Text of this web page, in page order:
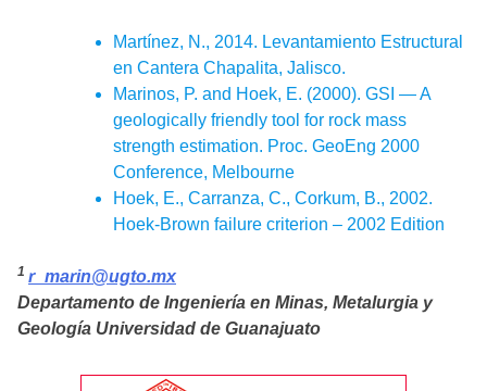
Martínez, N., 2014. Levantamiento Estructural
en Cantera Chapalita, Jalisco.
Marinos, P. and Hoek, E. (2000). GSI — A
geologically friendly tool for rock mass
strength estimation. Proc. GeoEng 2000
Conference, Melbourne
Hoek, E., Carranza, C., Corkum, B., 2002.
Hoek-Brown failure criterion – 2002 Edition
1 r_marin@ugto.mx
Departamento de Ingeniería en Minas, Metalurgia y
Geología Universidad de Guanajuato